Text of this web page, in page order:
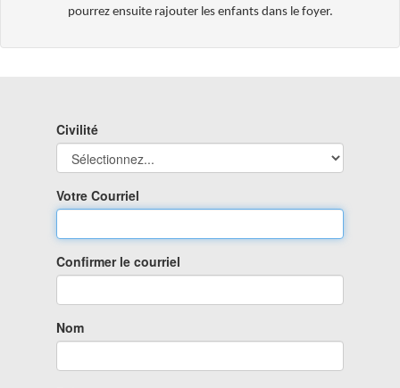
pourrez ensuite rajouter les enfants dans le foyer.
Civilité
Votre Courriel
Confirmer le courriel
Nom